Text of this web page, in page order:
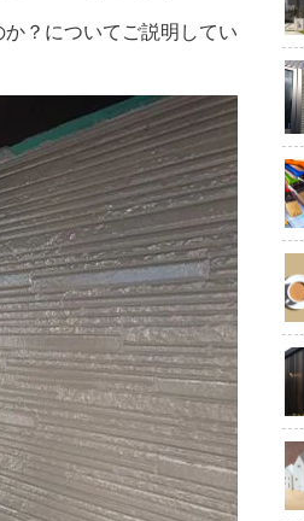
？についてご説明してい